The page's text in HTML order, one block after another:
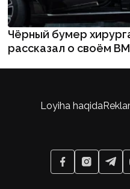
Чёрный бумер
рассказал о своём
Loyiha haqida